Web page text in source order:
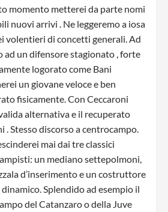
momento metterei da parte nomi
nuovi arrivi . Ne leggeremo a iosa
volentieri di concetti generali. Ad
ad un difensore stagionato , forte
logorato come Bani
un giovane veloce e ben
fisicamente. Con Ceccaroni
alternativa e il recuperato
. Stesso discorso a centrocampo.
mai dai tre classici
un mediano settepolmoni,
d’inserimento e un costruttore
Splendido ad esempio il
del Catanzaro o della Juve